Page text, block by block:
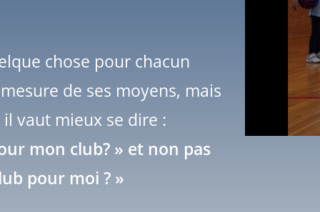
chose pour chacun
de ses moyens, mais
vaut mieux se dire :
mon club? » et non pas
pour moi ? »